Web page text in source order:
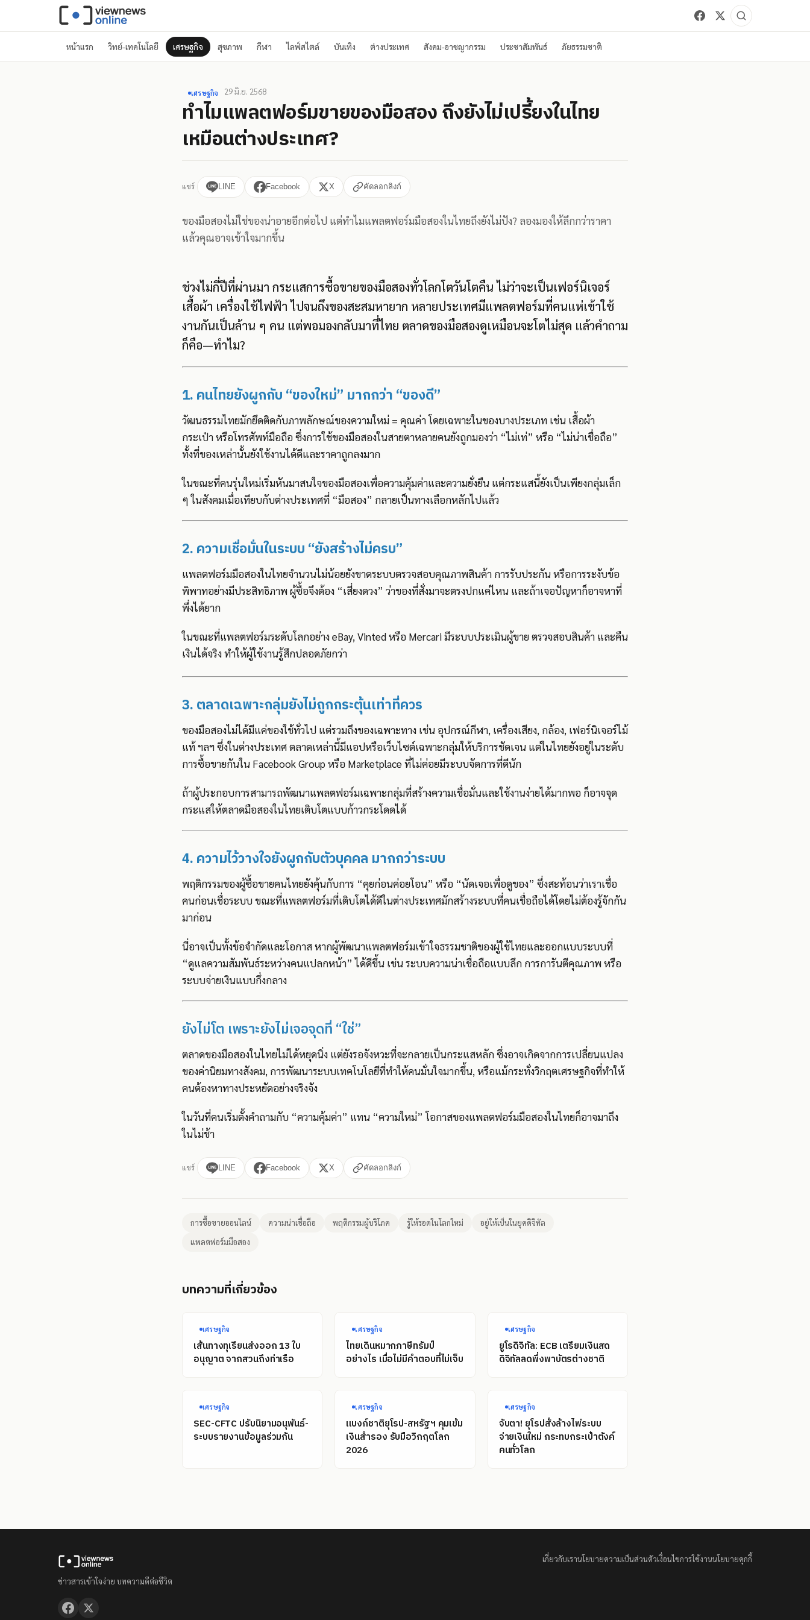
หน้าแรก วิทย์-เทคโนโลยี เศรษฐกิจ สุขภาพ กีฬา ไลฟ์สไตล์ บันเทิง ต่างประเทศ สังคม-อาชญากรรม ประชาสัมพันธ์ ภัยธรรมชาติ
เศรษฐกิจ 29 มิ.ย. 2568
ทำไมแพลตฟอร์มขายของมือสอง ถึงยังไม่เปรี้ยงในไทย
เหมือนต่างประเทศ?
แชร์ LINE Facebook X คัดลอกลิงก์
ของมือสองไม่ใช่ของน่าอายอีกต่อไป แต่ทำไมแพลตฟอร์มมือสองในไทยถึงยังไม่ปัง? ลองมองให้ลึกกว่าราคา
แล้วคุณอาจเข้าใจมากขึ้น
ช่วงไม่กี่ปีที่ผ่านมา กระแสการซื้อขายของมือสองทั่วโลกโตวันโตคืน ไม่ว่าจะเป็นเฟอร์นิเจอร์
เสื้อผ้า เครื่องใช้ไฟฟ้า ไปจนถึงของสะสมหายาก หลายประเทศมีแพลตฟอร์มที่คนแห่เข้าใช้
งานกันเป็นล้าน ๆ คน แต่พอมองกลับมาที่ไทย ตลาดของมือสองดูเหมือนจะโตไม่สุด แล้วคำถาม
ก็คือ—ทำไม?
1. คนไทยยังผูกกับ “ของใหม่” มากกว่า “ของดี”
วัฒนธรรมไทยมักยึดติดกับภาพลักษณ์ของความใหม่ = คุณค่า โดยเฉพาะในของบางประเภท เช่น เสื้อผ้า
กระเป๋า หรือโทรศัพท์มือถือ ซึ่งการใช้ของมือสองในสายตาหลายคนยังถูกมองว่า “ไม่เท่” หรือ “ไม่น่าเชื่อถือ”
ทั้งที่ของเหล่านั้นยังใช้งานได้ดีและราคาถูกลงมาก
ในขณะที่คนรุ่นใหม่เริ่มหันมาสนใจของมือสองเพื่อความคุ้มค่าและความยั่งยืน แต่กระแสนี้ยังเป็นเพียงกลุ่มเล็ก
ๆ ในสังคมเมื่อเทียบกับต่างประเทศที่ “มือสอง” กลายเป็นทางเลือกหลักไปแล้ว
2. ความเชื่อมั่นในระบบ “ยังสร้างไม่ครบ”
แพลตฟอร์มมือสองในไทยจำนวนไม่น้อยยังขาดระบบตรวจสอบคุณภาพสินค้า การรับประกัน หรือการระงับข้อ
พิพาทอย่างมีประสิทธิภาพ ผู้ซื้อจึงต้อง “เสี่ยงดวง” ว่าของที่สั่งมาจะตรงปกแค่ไหน และถ้าเจอปัญหาก็อาจหาที่
พึ่งได้ยาก
ในขณะที่แพลตฟอร์มระดับโลกอย่าง eBay, Vinted หรือ Mercari มีระบบประเมินผู้ขาย ตรวจสอบสินค้า และคืน
เงินได้จริง ทำให้ผู้ใช้งานรู้สึกปลอดภัยกว่า
3. ตลาดเฉพาะกลุ่มยังไม่ถูกกระตุ้นเท่าที่ควร
ของมือสองไม่ได้มีแค่ของใช้ทั่วไป แต่รวมถึงของเฉพาะทาง เช่น อุปกรณ์กีฬา, เครื่องเสียง, กล้อง, เฟอร์นิเจอร์ไม้
แท้ ฯลฯ ซึ่งในต่างประเทศ ตลาดเหล่านี้มีแอปหรือเว็บไซต์เฉพาะกลุ่มให้บริการชัดเจน แต่ในไทยยังอยู่ในระดับ
การซื้อขายกันใน Facebook Group หรือ Marketplace ที่ไม่ค่อยมีระบบจัดการที่ดีนัก
ถ้าผู้ประกอบการสามารถพัฒนาแพลตฟอร์มเฉพาะกลุ่มที่สร้างความเชื่อมั่นและใช้งานง่ายได้มากพอ ก็อาจจุด
กระแสให้ตลาดมือสองในไทยเติบโตแบบก้าวกระโดดได้
4. ความไว้วางใจยังผูกกับตัวบุคคล มากกว่าระบบ
พฤติกรรมของผู้ซื้อขายคนไทยยังคุ้นกับการ “คุยก่อนค่อยโอน” หรือ “นัดเจอเพื่อดูของ” ซึ่งสะท้อนว่าเราเชื่อ
คนก่อนเชื่อระบบ ขณะที่แพลตฟอร์มที่เติบโตได้ดีในต่างประเทศมักสร้างระบบที่คนเชื่อถือได้โดยไม่ต้องรู้จักกัน
มาก่อน
นี่อาจเป็นทั้งข้อจำกัดและโอกาส หากผู้พัฒนาแพลตฟอร์มเข้าใจธรรมชาติของผู้ใช้ไทยและออกแบบระบบที่
“ดูแลความสัมพันธ์ระหว่างคนแปลกหน้า” ได้ดีขึ้น เช่น ระบบความน่าเชื่อถือแบบลึก การการันตีคุณภาพ หรือ
ระบบจ่ายเงินแบบกึ่งกลาง
ยังไม่โต เพราะยังไม่เจอจุดที่ “ใช่”
ตลาดของมือสองในไทยไม่ได้หยุดนิ่ง แต่ยังรอจังหวะที่จะกลายเป็นกระแสหลัก ซึ่งอาจเกิดจากการเปลี่ยนแปลง
ของค่านิยมทางสังคม, การพัฒนาระบบเทคโนโลยีที่ทำให้คนมั่นใจมากขึ้น, หรือแม้กระทั่งวิกฤตเศรษฐกิจที่ทำให้
คนต้องหาทางประหยัดอย่างจริงจัง
ในวันที่คนเริ่มตั้งคำถามกับ “ความคุ้มค่า” แทน “ความใหม่” โอกาสของแพลตฟอร์มมือสองในไทยก็อาจมาถึง
ในไม่ช้า
แชร์ LINE Facebook X คัดลอกลิงก์
การซื้อขายออนไลน์ ความน่าเชื่อถือ พฤติกรรมผู้บริโภค รู้ให้รอดในโลกใหม่
อยู่ให้เป็นในยุคดิจิทัล
แพลตฟอร์มมือสอง
บทความที่เกี่ยวข้อง
เศรษฐกิจ
เส้นทางทุเรียนส่งออก 13 ใบ
อนุญาต จากสวนถึงท่าเรือ
เศรษฐกิจ
ไทยเดินหมากภาษีทรัมป์
อย่างไร เมื่อไม่มีคำตอบที่ไม่เจ็บ
เศรษฐกิจ
ยูโรดิจิทัล: ECB เตรียมเงินสด
ดิจิทัลลดพึ่งพาบัตรต่างชาติ
เศรษฐกิจ
SEC-CFTC ปรับนิยามอนุพันธ์-
ระบบรายงานข้อมูลร่วมกัน
เศรษฐกิจ
แบงก์ชาติยุโรป-สหรัฐฯ คุมเข้ม
เงินสำรอง รับมือวิกฤตโลก
2026
เศรษฐกิจ
จับตา! ยุโรปสั่งล้างไพ่ระบบ
จ่ายเงินใหม่ กระทบกระเป๋าตังค์
คนทั่วโลก
ข่าวสารเข้าใจง่าย บทความดีต่อชีวิต
เกี่ยวกับเรานโยบายความเป็นส่วนตัวเงื่อนไขการใช้งานนโยบายคุกกี้